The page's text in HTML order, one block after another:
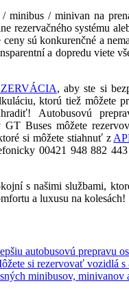
/ minibus / minivan na
rezervačného systému
ceny sú konkurenčné a
a dopredu viete
, aby ste si
ktorú tiež môžete
Autobusovú
GT Buses môžete
si môžete stiahnuť z
00421 948 882
s našimi službami,
a luxusu na kolesách!
autobusovú prepravu
si rezervovať vozidlá s
minibusov, minivanov